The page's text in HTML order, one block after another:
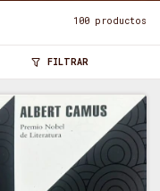
100 productos
FILTRAR